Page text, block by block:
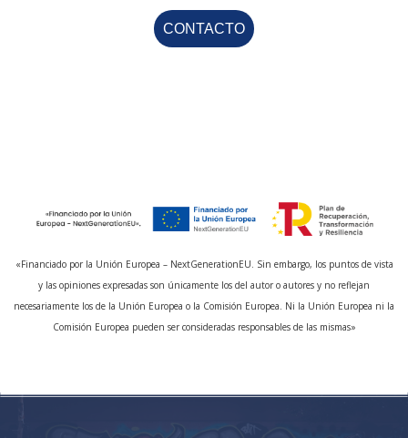
CONTACTO
«Financiado por la Unión Europea – NextGenerationEU. Sin embargo, los puntos de vista
y las opiniones expresadas son únicamente los del autor o autores y no reflejan
necesariamente los de la Unión Europea o la Comisión Europea. Ni la Unión Europea ni la
Comisión Europea pueden ser consideradas responsables de las mismas»